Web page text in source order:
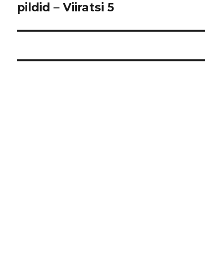
postitus:
pildid – Viiratsi 5